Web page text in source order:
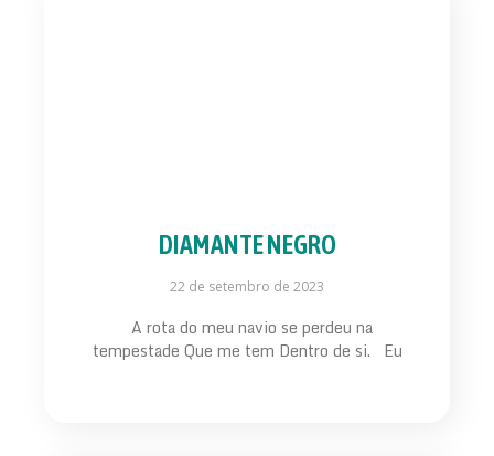
DIAMANTE NEGRO
22 de setembro de 2023
A rota do meu navio se perdeu na
tempestade Que me tem Dentro de si. Eu